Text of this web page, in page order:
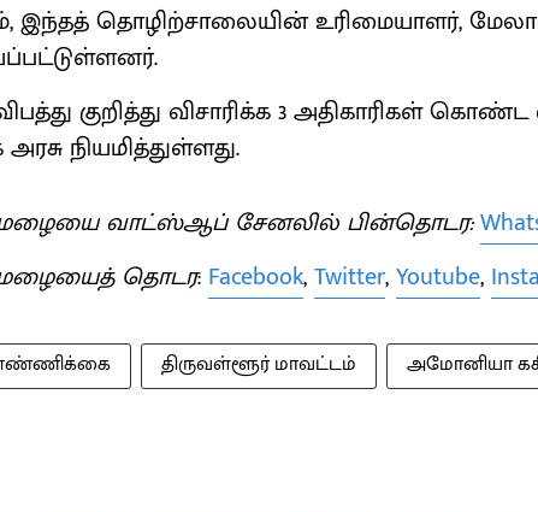
இந்தத் தொழிற்சாலையின் உரிமையாளர்,
குறித்து விசாரிக்க 3 அதிகாரிகள்
நியமித்துள்ளது.
வாட்ஸ்ஆப் சேனலில் பின்தொடர:
தொடர: Facebook,Twitter,Youtube,
திருவள்ளூர் மாவட்டம் அமோனியா